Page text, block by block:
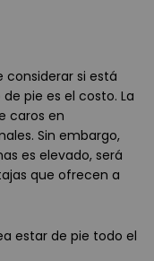
si está
pie es el costo. La
caros en
Sin embargo,
es elevado, será
que ofrecen a
estar de pie todo el